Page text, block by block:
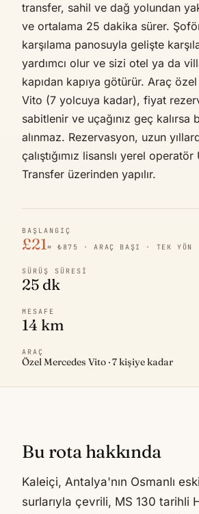
transfer, sahil ve dağ yolundan
ve ortalama 25 dakika sürer.
karşılama panosuyla gelişte
yardımcı olur ve sizi otel ya da
kapıdan kapıya götürür. Araç
Vito (7 yolcuya kadar), fiyat
sabitlenir ve uçağınız geç kalırsa
alınmaz. Rezervasyon, uzun
çalıştığımız lisanslı yerel
Transfer üzerinden yapılır.
BAŞLANGIÇ
£21≈ ₺875 · ARAÇ BAŞI · TEK YÖN
SÜRÜŞ SÜRESI
25 dk
MESAFE
14 km
ARAÇ
Özel Mercedes Vito · 7 kişiye kadar
Bu rota hakkında
Kaleiçi, Antalya'nın Osmanlı
surlarıyla çevrili, MS 130 tarihli